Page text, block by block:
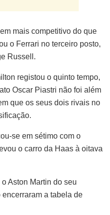
mais competitivo do que
o Ferrari no terceiro posto,
Russell.
registou o quinto tempo,
Oscar Piastri não foi além
que os seus dois rivais no
se em sétimo com o
o carro da Haas à oitava
Aston Martin do seu
a tabela de